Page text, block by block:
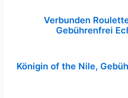
Verbunden
Gebührenfrei
Königin of the Nile,